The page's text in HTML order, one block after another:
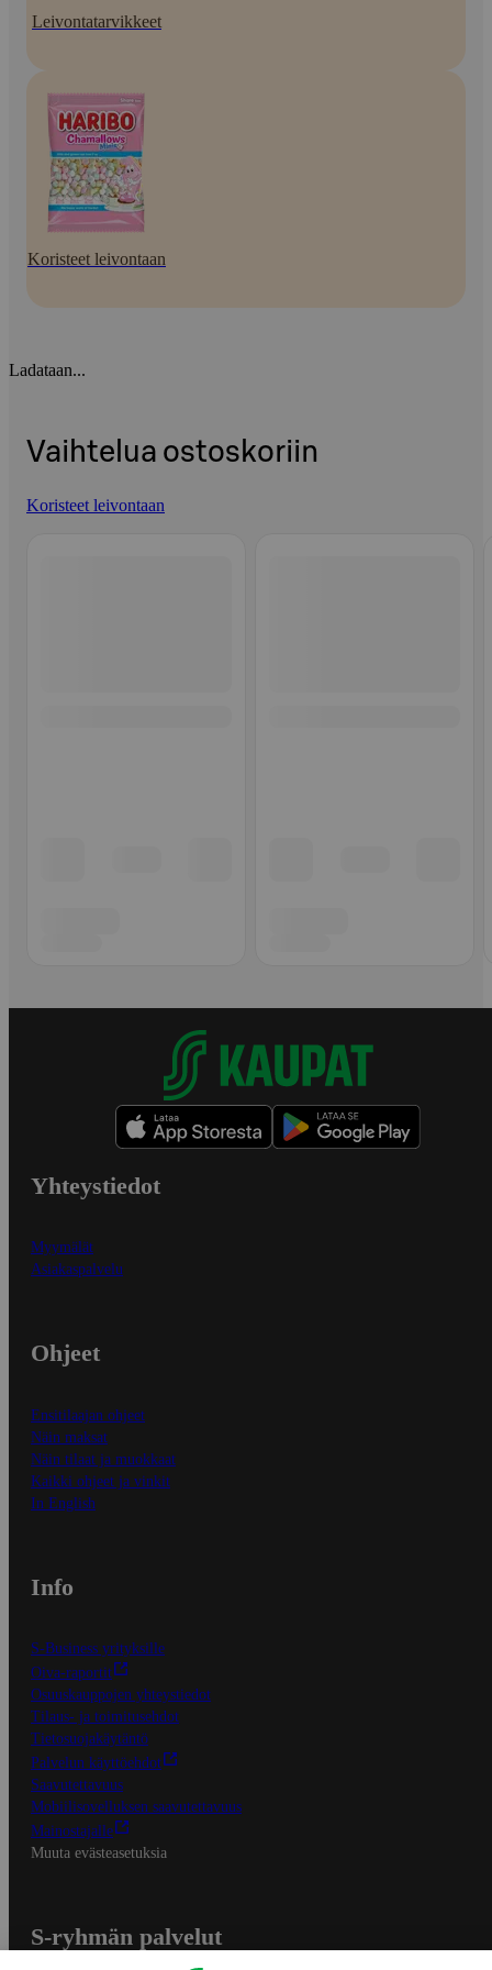
Leivontatarvikkeet
Koristeet leivontaan
Ladataan...
Vaihtelua ostoskoriin
Koristeet leivontaan
Yhteystiedot
Myymälät
Asiakaspalvelu
Ohjeet
Ensitilaajan ohjeet
Näin maksat
Näin tilaat ja muokkaat
Kaikki ohjeet ja vinkit
In English
Info
S-Business yrityksille
Oiva-raportit
Osuuskauppojen yhteystiedot
Tilaus- ja toimitusehdot
Tietosuojakäytäntö
Palvelun käyttöehdot
Saavutettavuus
Mobiilisovelluksen saavutettavuus
Mainostajalle
Muuta evästeasetuksia
S-ryhmän palvelut